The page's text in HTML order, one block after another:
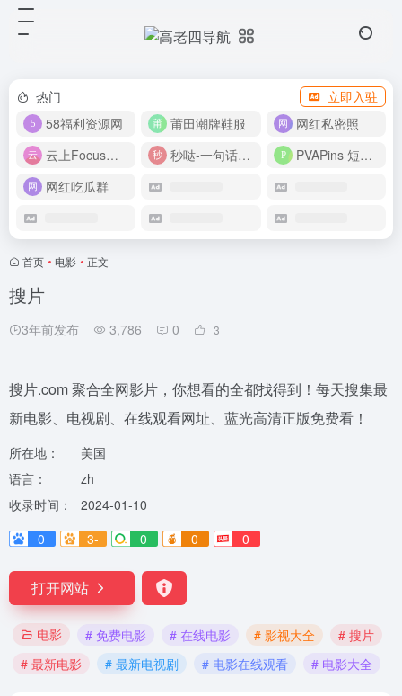
热门
立即入驻
58福利资源网
莆田潮牌鞋服
网红私密照
云上Focus接码平台
秒哒-一句话做应用
PVAPins 短信接码平台
网红吃瓜群
首页 • 电影 • 正文
搜片
3年前发布 3,786 0 3
搜片.com 聚合全网影片，你想看的全都找得到！每天搜集最
新电影、电视剧、在线观看网址、蓝光高清正版免费看！
所在地：
美国
语言：
zh
收录时间：
2024-01-10
0
3- 0 0 0
打开网站
电影 # 免费电影 # 在线电影 # 影视大全
# 搜片
# 最新电影
# 最新电视剧 # 电影在线观看 # 电影大全